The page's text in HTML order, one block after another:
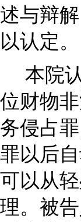
述与辩
以认定。
本院
位财物
务侵占
罪以后
可以从
理。被